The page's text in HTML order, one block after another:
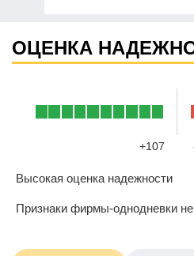
ОЦЕНКА
+107
Высокая оценка надежности
Признаки фирмы-однодневки